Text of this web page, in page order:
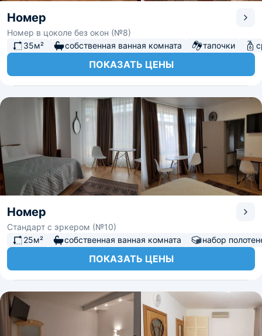
Номер
Номер в цоколе без окон (№8)
35м²
собственная ванная комната тапочки
ПОКАЗАТЬ ЦЕНЫ
Номер
Стандарт с эркером (№10)
25м²
собственная ванная комната набор
ПОКАЗАТЬ ЦЕНЫ